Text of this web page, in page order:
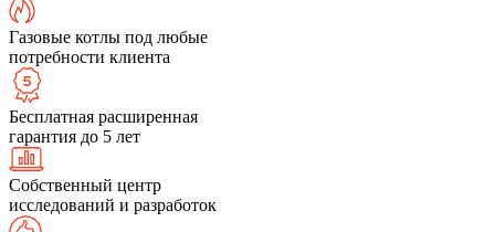
Газовые котлы под любые
потребности клиента
Бесплатная расширенная
гарантия до 5 лет
Собственный центр
исследований и разработок